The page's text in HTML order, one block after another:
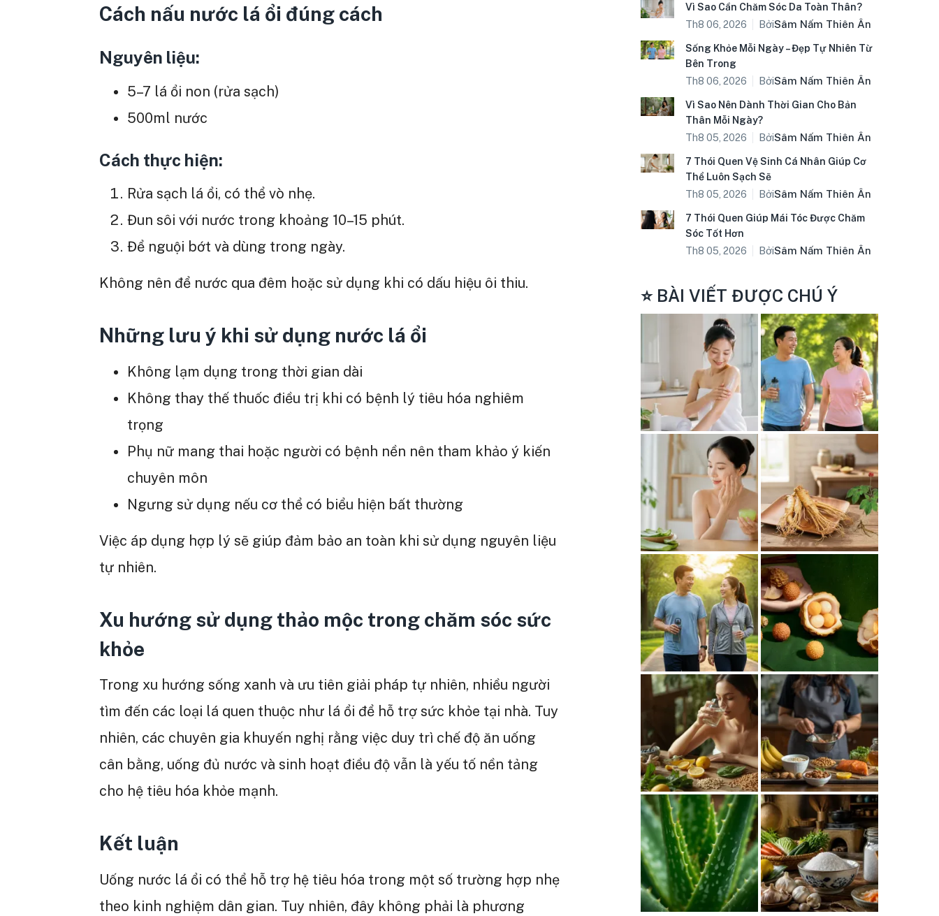
Cách nấu nước lá ổi đúng cách
Nguyên liệu:
5–7 lá ổi non (rửa sạch)
500ml nước
Cách thực hiện:
Rửa sạch lá ổi, có thể vò nhẹ.
Đun sôi với nước trong khoảng 10–15 phút.
Để nguội bớt và dùng trong ngày.
Không nên để nước qua đêm hoặc sử dụng khi có dấu hiệu ôi thiu.
Những lưu ý khi sử dụng nước lá ổi
Không lạm dụng trong thời gian dài
Không thay thế thuốc điều trị khi có bệnh lý tiêu hóa nghiêm
trọng
Phụ nữ mang thai hoặc người có bệnh nền nên tham khảo ý kiến
chuyên môn
Ngưng sử dụng nếu cơ thể có biểu hiện bất thường
Việc áp dụng hợp lý sẽ giúp đảm bảo an toàn khi sử dụng nguyên liệu
tự nhiên.
Xu hướng sử dụng thảo mộc trong chăm sóc sức
khỏe
Trong xu hướng sống xanh và ưu tiên giải pháp tự nhiên, nhiều người
tìm đến các loại lá quen thuộc như lá ổi để hỗ trợ sức khỏe tại nhà. Tuy
nhiên, các chuyên gia khuyến nghị rằng việc duy trì chế độ ăn uống
cân bằng, uống đủ nước và sinh hoạt điều độ vẫn là yếu tố nền tảng
cho hệ tiêu hóa khỏe mạnh.
Kết luận
Uống nước lá ổi có thể hỗ trợ hệ tiêu hóa trong một số trường hợp nhẹ
theo kinh nghiệm dân gian. Tuy nhiên, đây không phải là phương
Vì Sao Cần Chăm Sóc Da Toàn Thân?
Th8 06, 2026
BởiSâm Nấm Thiên Ân
Sống Khỏe Mỗi Ngày – Đẹp Tự Nhiên Từ
Bên Trong
Th8 06, 2026
BởiSâm Nấm Thiên Ân
Vì Sao Nên Dành Thời Gian Cho Bản
Thân Mỗi Ngày?
Th8 05, 2026
BởiSâm Nấm Thiên Ân
7 Thói Quen Vệ Sinh Cá Nhân Giúp Cơ
Thể Luôn Sạch Sẽ
Th8 05, 2026
BởiSâm Nấm Thiên Ân
7 Thói Quen Giúp Mái Tóc Được Chăm
Sóc Tốt Hơn
Th8 05, 2026
BởiSâm Nấm Thiên Ân
⭐ BÀI VIẾT ĐƯỢC CHÚ Ý